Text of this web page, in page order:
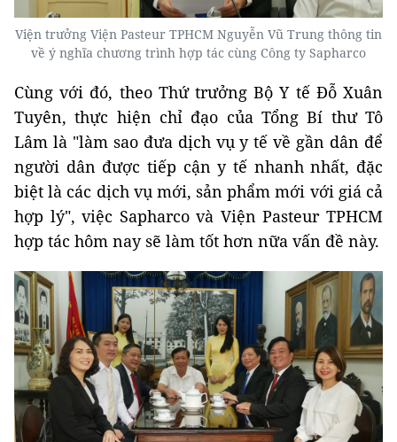
Viện trưởng Viện Pasteur TPHCM Nguyễn Vũ Trung thông tin
về ý nghĩa chương trình hợp tác cùng Công ty Sapharco
Cùng với đó, theo Thứ trưởng Bộ Y tế Đỗ Xuân
Tuyên, thực hiện chỉ đạo của Tổng Bí thư Tô
Lâm là "làm sao đưa dịch vụ y tế về gần dân để
người dân được tiếp cận y tế nhanh nhất, đặc
biệt là các dịch vụ mới, sản phẩm mới với giá cả
hợp lý", việc Sapharco và Viện Pasteur TPHCM
hợp tác hôm nay sẽ làm tốt hơn nữa vấn đề này.